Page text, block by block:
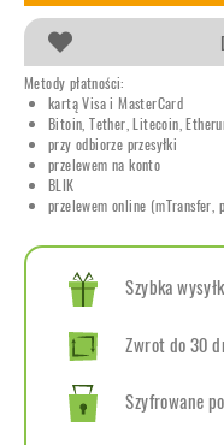
Metody płatności:
kartą Visa i MasterCard
Bitoin, Tether, Litecoin,
przy odbiorze przesyłki
przelewem na konto
BLIK
przelewem online (mTransfer,
Szybka
Zwrot do 30
Szyfrowane